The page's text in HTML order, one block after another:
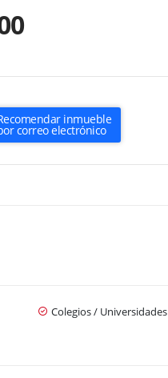
inmueble
correo electrónico
Colegios / Universidades